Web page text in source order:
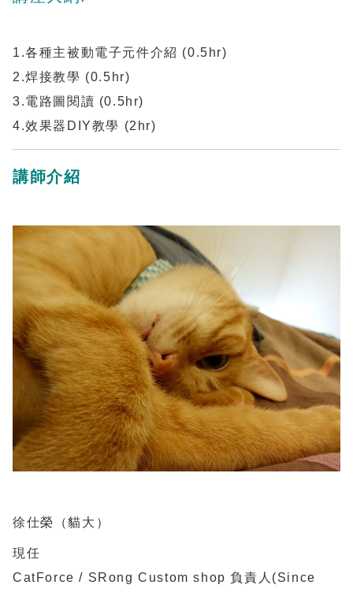
1.各種主被動電子元件介紹 (0.5hr)
2.焊接教學 (0.5hr)
3.電路圖閱讀 (0.5hr)
4.效果器DIY教學 (2hr)
講師介紹
徐仕榮（貓大）
現任
CatForce / SRong Custom shop 負責人(Since